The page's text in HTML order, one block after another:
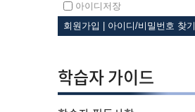
아이디저장
회원가입
아이디/비밀번호 찾기
학습자 가이드